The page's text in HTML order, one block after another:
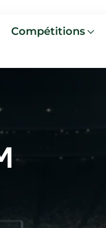
Compétitions